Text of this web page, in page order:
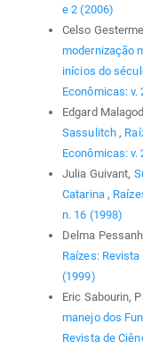
e 2 (2006)
Celso
modernização
inícios do
Econômicas: v.
Edgard
Sassulitch,
Econômicas: v.
Julia Guivant,
Catarina ,
n. 16 (1998)
Delma
Raízes:
(1999)
Eric Sabourin,
manejo dos
Revista de